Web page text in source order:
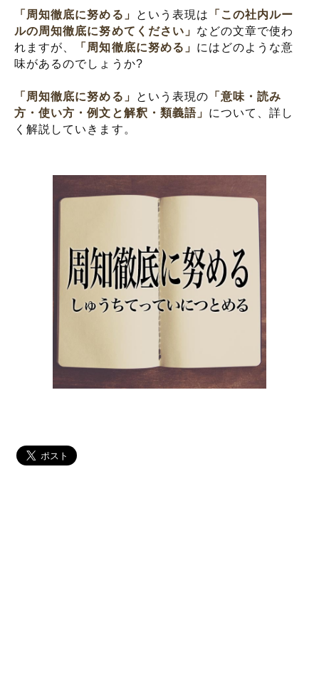
「周知徹底に努める」 という表現は
「この社内ルー
ルの周知徹底に努めてください」 などの文章で使わ
れますが、
「周知徹底に努める」 にはどのような意
味があるのでしょうか?
「周知徹底に努める」 という表現の 「意味・読み
方・使い方・例文と解釈・類義語」 について、詳し
く解説していきます。